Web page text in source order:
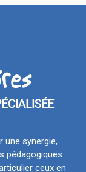
une synergie,
pédagogiques
ceux en